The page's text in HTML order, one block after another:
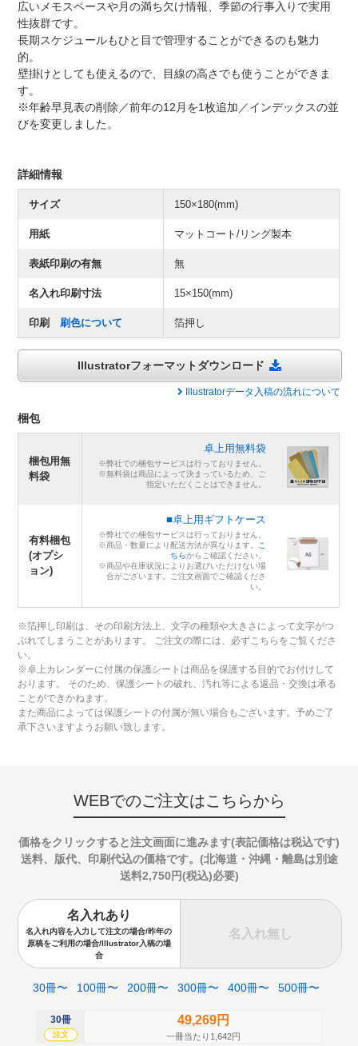
広いメモスペースや月の満ち欠け情報、季節の行事入りで実用
性抜群です。
長期スケジュールもひと目で管理することができるのも魅力
的。
壁掛けとしても使えるので、目線の高さでも使うことができま
す。
※年齢早見表の削除／前年の12月を1枚追加／インデックスの並
びを変更しました。
詳細情報
サイズ 150×180(mm)
用紙 マットコート/リング製本
表紙印刷の有無 無
名入れ印刷寸法 15×150(mm)
印刷刷色について 箔押し
Illustratorフォーマットダウンロード
Illustratorデータ入稿の流れについて
梱包
梱包用無
料袋
卓上用無料袋
※弊社での梱包サービスは行っておりません。
※無料袋は商品によって決まっているため、ご
指定いただくことはできません。
有料梱包
(オプシ
ョン)
■卓上用ギフトケース
※弊社での梱包サービスは行っておりません。
※商品・数量により配送方法が異なります。 こ
ちらからご確認ください。
※商品や在庫状況によりお選びいただけない場
合がございます。ご注文画面でご確認くださ
い。
※箔押し印刷は、その印刷方法上、文字の種類や大きさによって文字がつ
ぶれてしまうことがあります。 ご注文の際には、必ずこちらをご覧くださ
い。
※卓上カレンダーに付属の保護シートは商品を保護する目的でお付けして
おります。 そのため、保護シートの破れ、汚れ等による返品・交換は承る
ことができかねます。
また商品によっては保護シートの付属が無い場合もございます。予めご了
承下さいますようお願い致します。
WEBでのご注文はこちらから
価格をクリックすると注文画面に進みます(表記価格は税込です)
送料、版代、印刷代込の価格です。(北海道・沖縄・離島は別途
送料2,750円(税込)必要)
名入れあり
名入れ内容を入力して注文の場合/昨年の
原稿をご利用の場合/Illustrator入稿の場
合
名入れ無し
30冊〜 100冊〜 200冊〜 300冊〜 400冊〜 500冊〜
30冊
注文
49,269円
一冊当たり1,642円